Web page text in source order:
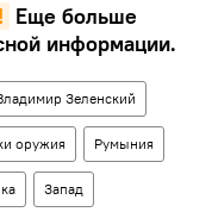
Еще больше
информации.
Зеленский
оружия Румыния
Запад